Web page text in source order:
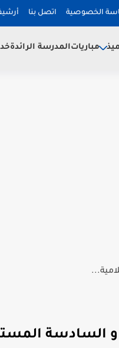
الخصوصية اتصل بنا
مبارياتالمدرسة الرائدة
السادسة